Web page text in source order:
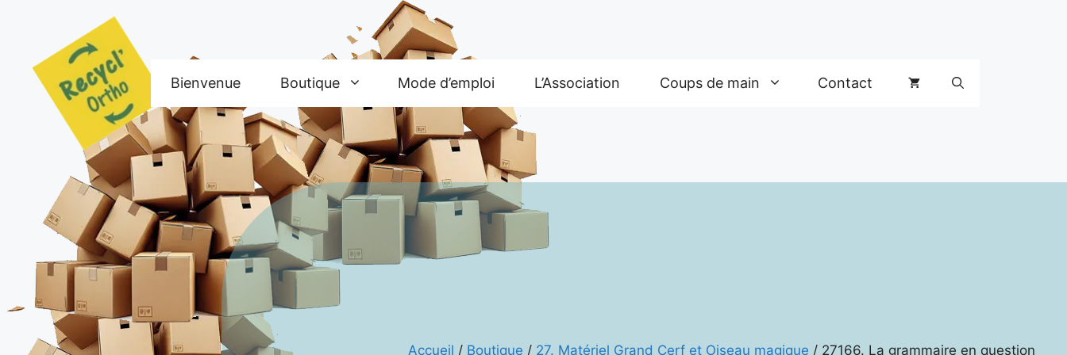
Bienvenue Boutique Mode d’emploi L’Association Coups de main Contact
Accueil / Boutique / 27. Matériel Grand Cerf et Oiseau magique / 27166. La grammaire en question